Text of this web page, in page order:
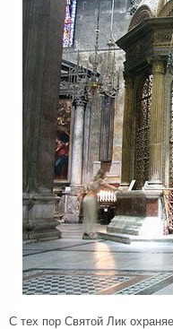
С тех пор Святой Лик